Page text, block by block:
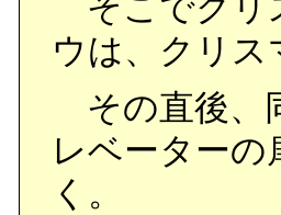
そこでクリ
ウは、クリス
その直後、
レベーター
く。